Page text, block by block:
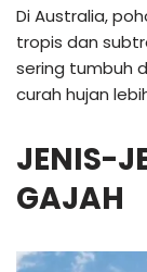
Di Australia,
tropis dan
sering tumbuh
curah hujan
JENIS-
GAJAH